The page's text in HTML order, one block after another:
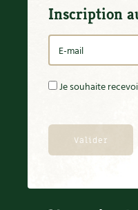
Inscription
Je souhaite